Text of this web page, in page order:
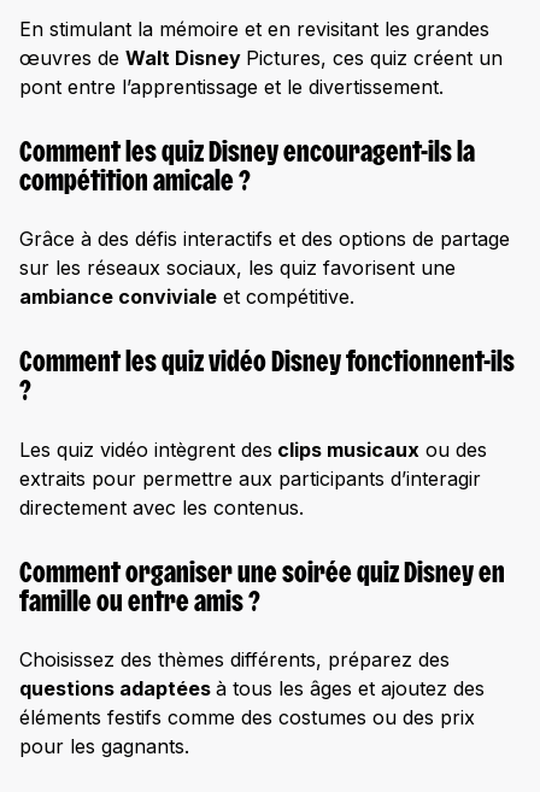
En stimulant la mémoire et en revisitant les grandes
œuvres de Walt Disney Pictures, ces quiz créent un
pont entre l’apprentissage et le divertissement.
Comment les quiz Disney encouragent-ils la
compétition amicale ?
Grâce à des défis interactifs et des options de partage
sur les réseaux sociaux, les quiz favorisent une
ambiance conviviale et compétitive.
Comment les quiz vidéo Disney fonctionnent-ils
?
Les quiz vidéo intègrent des clips musicaux ou des
extraits pour permettre aux participants d’interagir
directement avec les contenus.
Comment organiser une soirée quiz Disney en
famille ou entre amis ?
Choisissez des thèmes différents, préparez des
questions adaptées à tous les âges et ajoutez des
éléments festifs comme des costumes ou des prix
pour les gagnants.